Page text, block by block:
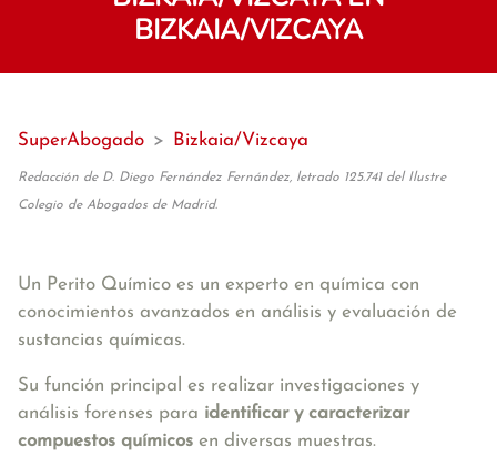
BIZKAIA/VIZCAYA
SuperAbogado > Bizkaia/Vizcaya
Redacción de D. Diego Fernández Fernández, letrado 125.741 del Ilustre
Colegio de Abogados de Madrid.
Un Perito Químico es un experto en química con
conocimientos avanzados en análisis y evaluación de
sustancias químicas.
Su función principal es realizar investigaciones y
análisis forenses para identificar y caracterizar
compuestos químicos en diversas muestras.